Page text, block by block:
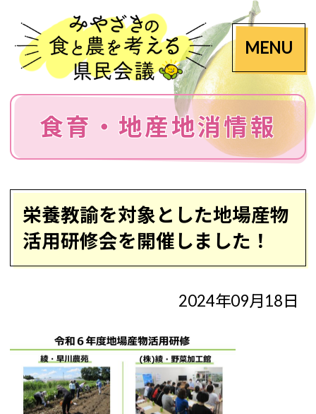
MENU
食育・地産地消情報
栄養教諭を対象とした地場産物
活用研修会を開催しました！
2024年09月18日